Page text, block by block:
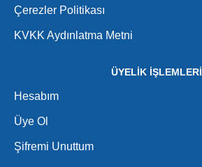
Çerezler Politikası
KVKK Aydınlatma Metni
ÜYELİK İŞLEMLERİ
Hesabım
Üye Ol
Şifremi Unuttum